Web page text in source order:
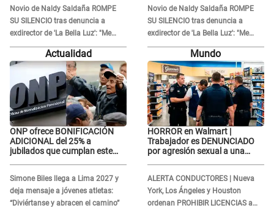
atacar a otra mujer"
Novio de Naldy Saldaña ROMPE
SU SILENCIO tras denuncia a
exdirector de 'La Bella Luz': "Me
basta con que ella esté bien"
atacar a otra mujer"
Novio de Naldy Saldaña ROMPE
SU SILENCIO tras denuncia a
exdirector de 'La Bella Luz': "Me
basta con que ella esté bien"
Actualidad
ONP ofrece BONIFICACIÓN
ADICIONAL del 25% a
jubilados que cumplan este
Simone Biles llega a Lima 2027 y
deja mensaje a jóvenes atletas:
“Diviértanse y abracen el camino”
Mundo
HORROR en Walmart |
Trabajador es DENUNCIADO
por agresión sexual a una
ALERTA CONDUCTORES | Nueva
York, Los Ángeles y Houston
ordenan PROHIBIR LICENCIAS a